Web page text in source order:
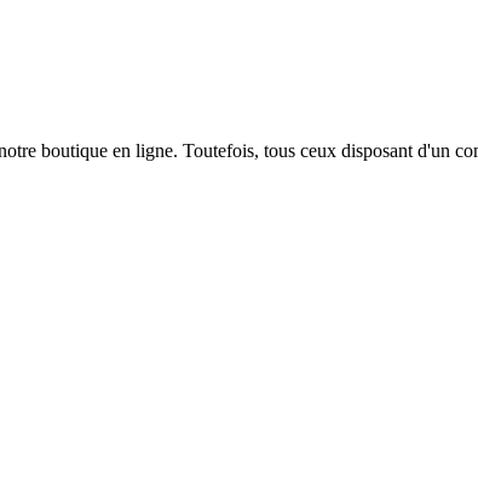
boutique en ligne. Toutefois, tous ceux disposant d'un